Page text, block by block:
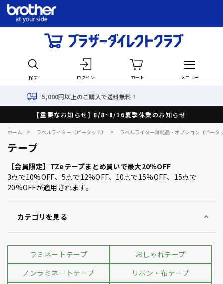
探す ログイン カート メニュー
円以上のご購入で送料無料！
[重要なお知らせ] 8/8~8/16夏季休業のお知らせ
ホーム > ラベルライター（ピータッチ） > ラベルライター消耗品・オプション（ピータ
テープ
【会員限定】TZeテープまとめ買いで最大20％OFF
3点で10%OFF、5点で12%OFF、10点で15%OFF、15点で
20%OFFが適用されます。
カテゴリを見る
ラミネートテープ
おしゃれテープ
ノンラミネートテープ
リボン・布テープ